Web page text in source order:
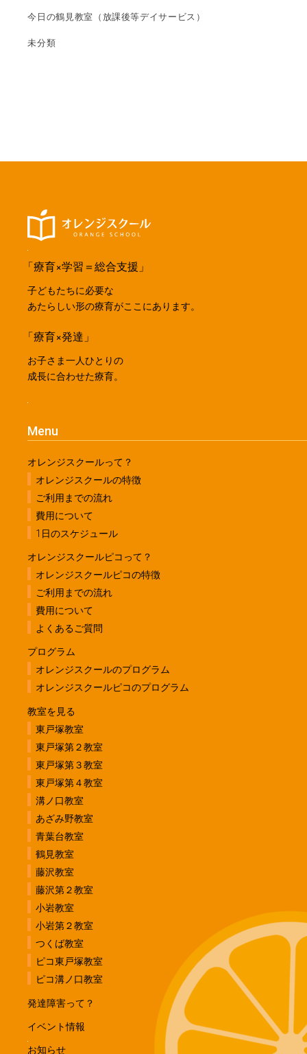
今日の鶴見教室（放課後等デイサービス）
未分類
「療育×学習＝総合支援」
子どもたちに必要な
あたらしい形の療育がここにあります。
「療育×発達」
お子さま一人ひとりの
成長に合わせた療育。
Menu
オレンジスクールって？
オレンジスクールの特徴
ご利用までの流れ
費用について
1日のスケジュール
オレンジスクールピコって？
オレンジスクールピコの特徴
ご利用までの流れ
費用について
よくあるご質問
プログラム
オレンジスクールのプログラム
オレンジスクールピコのプログラム
教室を見る
東戸塚教室
東戸塚第２教室
東戸塚第３教室
東戸塚第４教室
溝ノ口教室
あざみ野教室
青葉台教室
鶴見教室
藤沢教室
藤沢第２教室
小岩教室
小岩第２教室
つくば教室
ピコ東戸塚教室
ピコ溝ノ口教室
発達障害って？
イベント情報
お知らせ